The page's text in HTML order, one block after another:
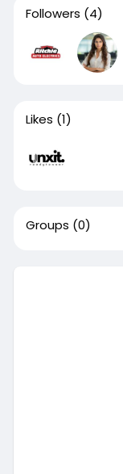
Followers (4)
Likes (1)
Groups (0)